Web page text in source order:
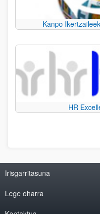
Kanpo
HR
Irisgarritasuna
Lege oharra